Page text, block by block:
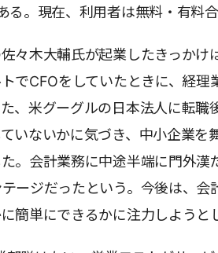
る。現在、利用者は無料・有料
々木大輔氏が起業したきっかけ
でCFOをしていたときに、経
、米グーグルの日本法人に転職
いないかに気づき、中小企業を
。会計業務に中途半端に門外
ージだったという。今後は、会
簡単にできるかに注力しようと